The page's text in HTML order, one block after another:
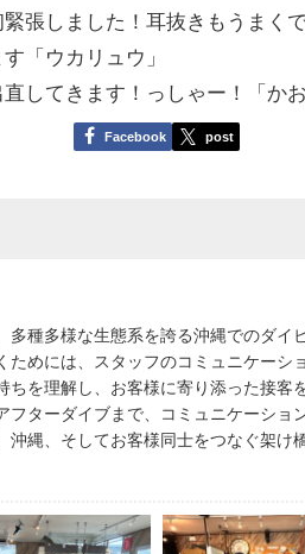
張しました！耳抜きもうまく
「ウカリュウ」
してきます！っしゃー！「かお
Facebook post
多種多様な生態系を誇る沖縄でのダイ
ためには、スタッフのコミュニケーシ
ちを理解し、お客様に寄り添った接客
フターダイブまで、コミュニケーショ
沖縄、そしてお客様同士をつなぐ架け